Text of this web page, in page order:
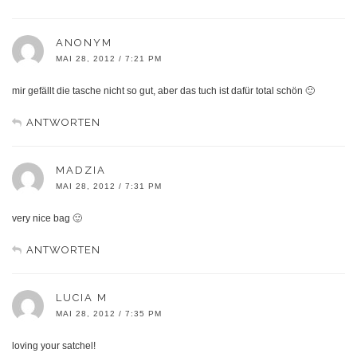
ANONYM
MAI 28, 2012 / 7:21 PM
mir gefällt die tasche nicht so gut, aber das tuch ist dafür total schön 🙂
ANTWORTEN
MADZIA
MAI 28, 2012 / 7:31 PM
very nice bag 🙂
ANTWORTEN
LUCIA M
MAI 28, 2012 / 7:35 PM
loving your satchel!